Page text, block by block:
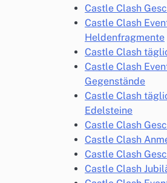
Castle Clash
Castle Clash
Heldenfragmente
Castle Clash
Castle Clash
Gegenstände
Castle Clash
Edelsteine
Castle Clash
Castle Clash
Castle Clash
Castle Clash